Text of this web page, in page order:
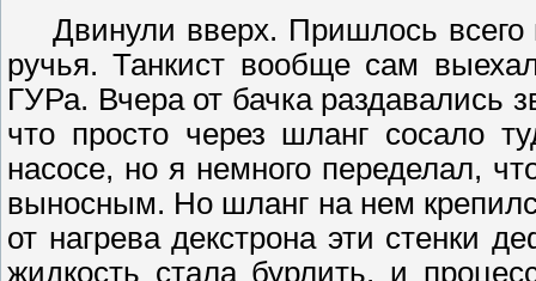
Двинули вверх. Пришлось
ручья. Танкист вообще сам
ГУРа. Вчера от бачка раздавались
что просто через шланг сосало
насосе, но я немного переделал,
выносным. Но шланг на нем
от нагрева декстрона эти стенки
жидкость стала бурлить, и